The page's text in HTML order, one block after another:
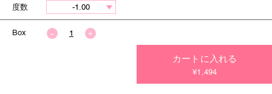
度数
Box
カートに入れる
¥1,494